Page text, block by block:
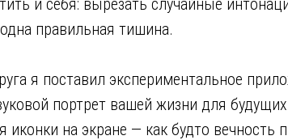
и себя: вырезать случайные
правильная тишина.
я поставил экспериментальное
портрет вашей жизни для
на экране — как будто вечность